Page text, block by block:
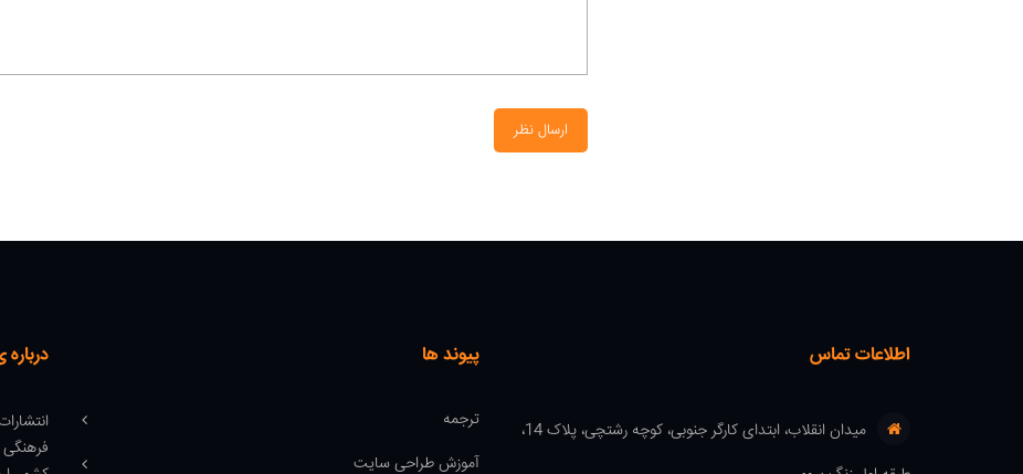
ارسال نظر
اطلاعات تماس
میدان انقلاب، ابتدای کارگر جنوبی، کوچه رشتچی، پلاک 14،
پیوند ها
ترجمه
آموزش طراحی سایت